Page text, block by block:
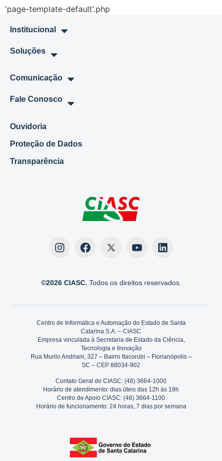
'page-template-default'.php
Institucional
Soluções
Comunicação
Fale Conosco
Ouvidoria
Proteção de Dados
Transparência
©2026 CIASC. Todos os direitos reservados.
Centro de Informática e Automação do Estado de Santa
Catarina S.A. – CIASC
Empresa vinculada à Secretaria de Estado da Ciência,
Tecnologia e Inovação
Rua Murilo Andriani, 327 – Bairro Itacorubi – Florianópolis –
SC – CEP 88034-902
Contato Geral do CIASC: (48) 3664-1000
Horário de atendimento: dias úteis das 12h às 19h
Centro de Apoio CIASC: (48) 3664-1100
Horário de funcionamento: 24 horas, 7 dias por semana